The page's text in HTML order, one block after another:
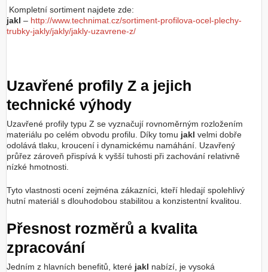
Kompletní sortiment najdete zde:
jakl – http://www.technimat.cz/sortiment-profilova-ocel-plechy-
trubky-jakly/jakly/jakly-uzavrene-z/
Uzavřené profily Z a jejich
technické výhody
Uzavřené profily typu Z se vyznačují rovnoměrným rozložením
materiálu po celém obvodu profilu. Díky tomu jakl velmi dobře
odolává tlaku, kroucení i dynamickému namáhání. Uzavřený
průřez zároveň přispívá k vyšší tuhosti při zachování relativně
nízké hmotnosti.
Tyto vlastnosti ocení zejména zákazníci, kteří hledají spolehlivý
hutní materiál s dlouhodobou stabilitou a konzistentní kvalitou.
Přesnost rozměrů a kvalita
zpracování
Jedním z hlavních benefitů, které jakl nabízí, je vysoká